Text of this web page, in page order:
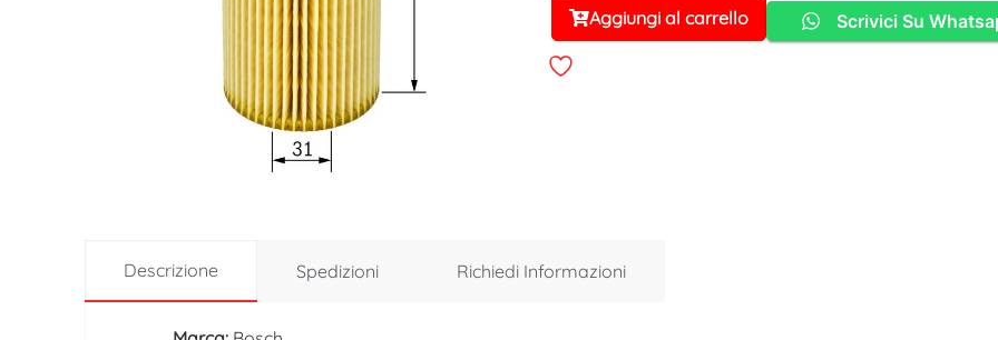
Aggiungi al carrello
Alternative:
Scrivici Su
Descrizione Spedizioni Richiedi Informazioni